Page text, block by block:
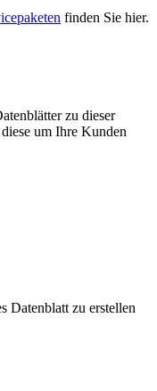
finden Sie hier.
zu dieser
um Ihre Kunden
Datenblatt zu erstellen